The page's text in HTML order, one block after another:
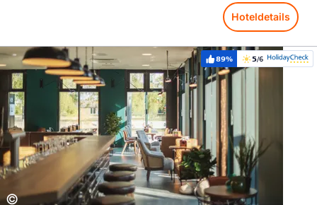
wenn nicht hier, möchte man seinen Besuch immer wieder
um ein paar Tage verlängern. Deichtorhallen, Hamburger
allerdings auch einen Abstecher in das Museum für Kunst
und Gewerbe, das Chocoversum und das Dialoghaus
Hamburg wagen. Shoppingfreunde können ihr Glück auf
der Mönckebergstraße suchen und finden und danach an
der Binnenalster entspannen. Wer am Ende des Tages die
Beine hochlegen möchte, kann dies auf unserem
komfortablen Hypnos Bett gerne tun – traumhaftguter
Schlaf natürlich inklusive.
Hoteldetails
Copyright:
©
Weiterempfehlung:
89% Bewertung:
5/6
Hoteldetails: Holiday Inn - the niu, BRICKS HAMBURG